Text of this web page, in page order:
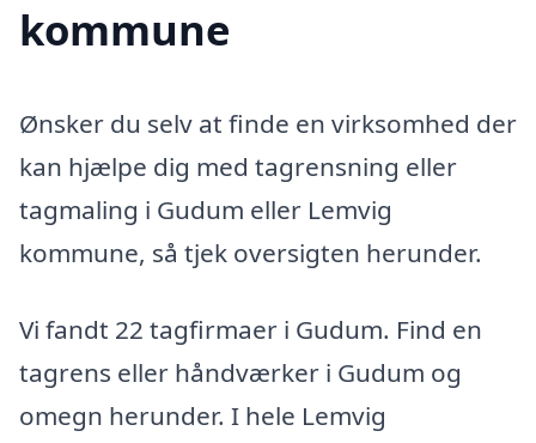
kommune
Ønsker du selv at finde en virksomhed der
kan hjælpe dig med tagrensning eller
tagmaling i Gudum eller Lemvig
kommune, så tjek oversigten herunder.
Vi fandt 22 tagfirmaer i Gudum. Find en
tagrens eller håndværker i Gudum og
omegn herunder. I hele Lemvig